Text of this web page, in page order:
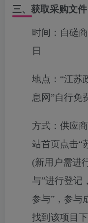
三、获取采购文件
时间： 自磋
日
地点： “江苏
息网”自行免
方式： 供应
站首页点击“
(新用户需进
与”进行登记
参与”，参与
找到该项目